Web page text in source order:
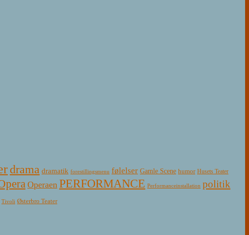
drama dramatik forestillingsmenu følelser Gamle Scene humor Husets Teater
Operaen PERFORMANCE Performanceinstallation politik
Tivoli Østerbro Teater